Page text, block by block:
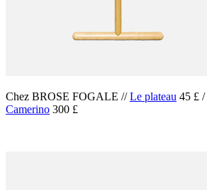
Chez BROSE FOGALE //Le plateau 45 £ /
Camerino 300 £